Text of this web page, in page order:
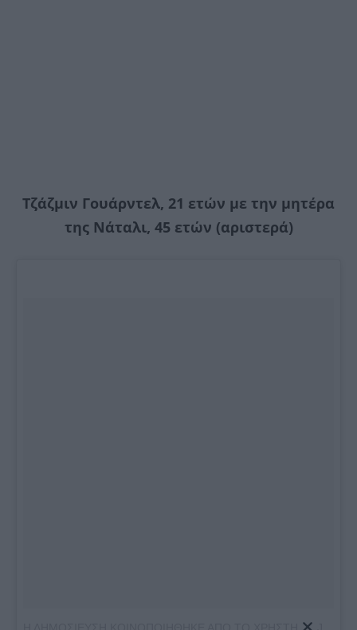
Τζάζμιν Γουάρντελ, 21 ετών με την μητέρα
της Νάταλι, 45 ετών (αριστερά)